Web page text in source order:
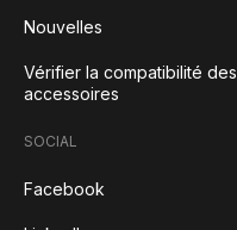
Nouvelles
Vérifier la compatibilité des
accessoires
SOCIAL
Facebook